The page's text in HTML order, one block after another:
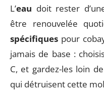
L’eau doit rester
être renouvelée
spécifiques pour
jamais de base :
C, et gardez-les loin
qui détruisent cette